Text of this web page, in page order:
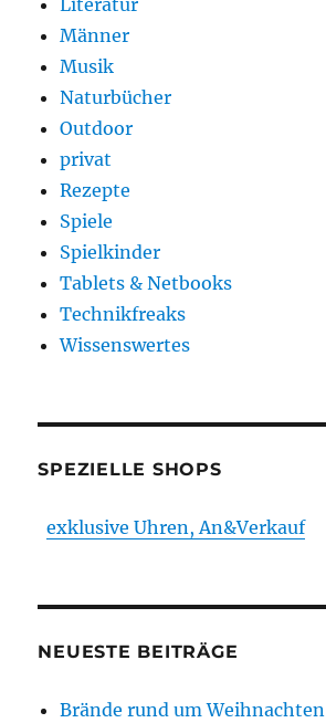
Literatur
Männer
Musik
Naturbücher
Outdoor
privat
Rezepte
Spiele
Spielkinder
Tablets & Netbooks
Technikfreaks
Wissenswertes
SPEZIELLE SHOPS
exklusive Uhren, An&Verkauf
NEUESTE BEITRÄGE
Brände rund um Weihnachten